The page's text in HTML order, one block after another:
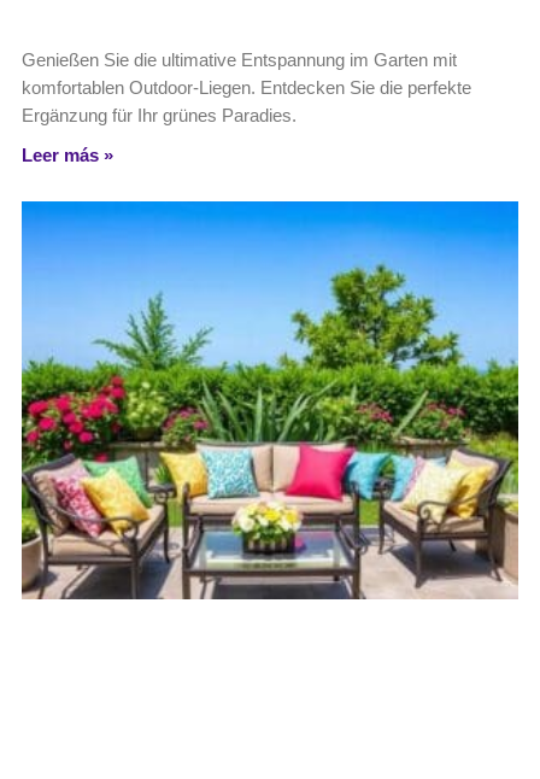
Genießen Sie die ultimative Entspannung im Garten mit
komfortablen Outdoor-Liegen. Entdecken Sie die perfekte
Ergänzung für Ihr grünes Paradies.
Leer más »